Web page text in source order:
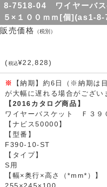
8-7518-04 ワイヤーバ
５×１００ｍｍ[個](as1-
販売価格
（税別）
(税込¥22,828)
※
【納期】約6日（※納期は
が大幅に遅れる場合がござい
【2016カタログ商品】
ワイヤーバスケット Ｆ３９
【ナビス50000】
【型番】
F390-10-ST
【タイプ】
S用
【幅×奥行×高さ（*mm*）】